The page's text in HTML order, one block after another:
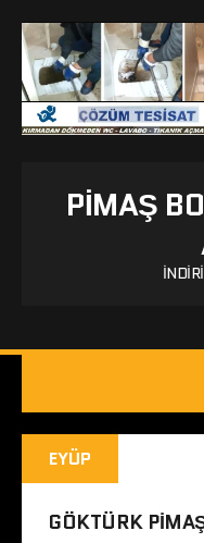
PIMAŞ
EYÜP
GÖKTÜRK